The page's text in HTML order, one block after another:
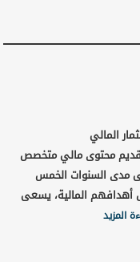
المالي
تقديم محتوى مالي متخصص
مدى السنوات الخمس
أهدافهم المالية، يسعى
المزيد